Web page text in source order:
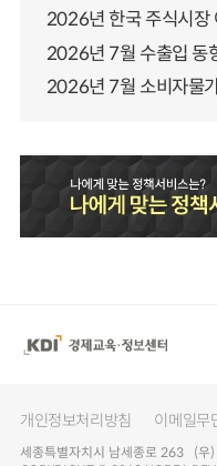
2026년 한국 주식시장
2026년 7월 수출입 동
2026년 7월 소비자물
개인정보처리방침 이메일무
세종특별자치시 남세종로 263 (